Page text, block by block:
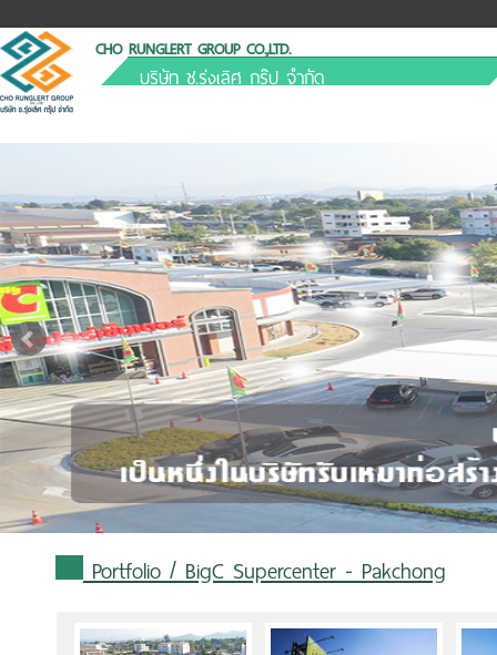
CHO RUNGLERT GROUP CO.,LTD.
บริษัท ช.รุ่งเลิศ กรุ๊ป จำกัด
Portfolio/ BigC Supercenter - Pakchong